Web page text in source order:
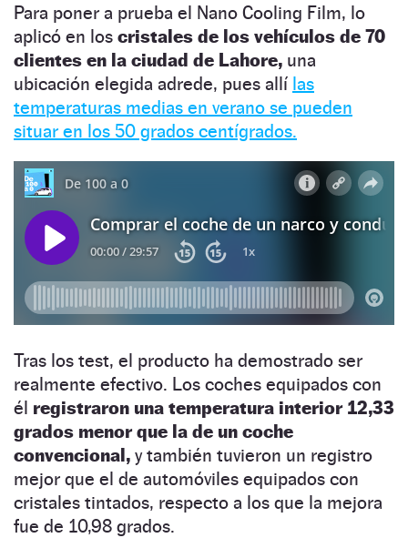
Para poner a prueba el Nano Cooling Film, lo
aplicó en los cristales de los vehículos de 70
clientes en la ciudad de Lahore, una
ubicación elegida adrede, pues allí las
temperaturas medias en verano se pueden
situar en los 50 grados centígrados.
Tras los test, el producto ha demostrado ser
realmente efectivo. Los coches equipados con
él registraron una temperatura interior 12,33
grados menor que la de un coche
convencional, y también tuvieron un registro
mejor que el de automóviles equipados con
cristales tintados, respecto a los que la mejora
fue de 10,98 grados.